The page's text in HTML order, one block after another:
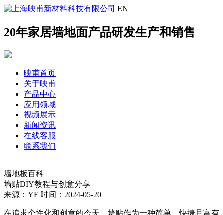
EN
20年家居墙地面产品研发生产和销售
映甫首页
关于映甫
产品中心
应用领域
视频展示
新闻资讯
在线客服
联系我们
墙地板百科
墙贴DIY教程与创意分享
来源：YF 时间：2024-05-20
在追求个性化和创意的今天，墙贴作为一种简单、快捷且富有